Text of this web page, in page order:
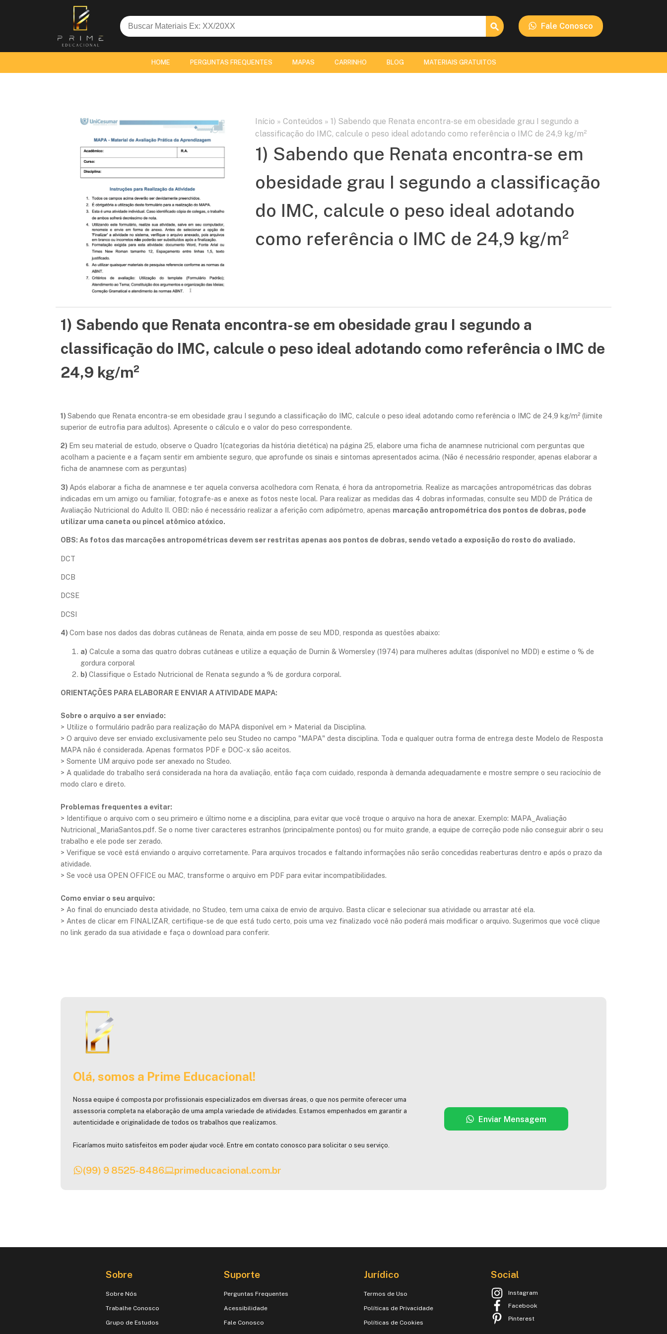
Search
for:
Search Button
Fale Conosco
HOME PERGUNTAS FREQUENTES MAPAS CARRINHO BLOG MATERIAIS GRATUITOS
Início » Conteúdos » 1) Sabendo que Renata encontra-se em obesidade grau I segundo a
classificação do IMC, calcule o peso ideal adotando como referência o IMC de 24,9 kg/m²
1) Sabendo que Renata encontra-se em
obesidade grau I segundo a classificação
do IMC, calcule o peso ideal adotando
como referência o IMC de 24,9 kg/m²
1) Sabendo que Renata encontra-se em obesidade grau I segundo a
classificação do IMC, calcule o peso ideal adotando como referência o IMC de
24,9 kg/m²
1) Sabendo que Renata encontra-se em obesidade grau I segundo a classificação do IMC, calcule o peso ideal adotando como referência o IMC de 24,9 kg/m² (limite
superior de eutrofia para adultos). Apresente o cálculo e o valor do peso correspondente.
2) Em seu material de estudo, observe o Quadro 1(categorias da história dietética) na página 25, elabore uma ficha de anamnese nutricional com perguntas que
acolham a paciente e a façam sentir em ambiente seguro, que aprofunde os sinais e sintomas apresentados acima. (Não é necessário responder, apenas elaborar a
ficha de anamnese com as perguntas)
3) Após elaborar a ficha de anamnese e ter aquela conversa acolhedora com Renata, é hora da antropometria. Realize as marcações antropométricas das dobras
indicadas em um amigo ou familiar, fotografe-as e anexe as fotos neste local. Para realizar as medidas das 4 dobras informadas, consulte seu MDD de Prática de
Avaliação Nutricional do Adulto II. OBD: não é necessário realizar a aferição com adipômetro, apenas marcação antropométrica dos pontos de dobras, pode
utilizar uma caneta ou pincel atômico atóxico.
OBS: As fotos das marcações antropométricas devem ser restritas apenas aos pontos de dobras, sendo vetado a exposição do rosto do avaliado.
DCT
DCB
DCSE
DCSI
4) Com base nos dados das dobras cutâneas de Renata, ainda em posse de seu MDD, responda as questões abaixo:
a) Calcule a soma das quatro dobras cutâneas e utilize a equação de Durnin & Womersley (1974) para mulheres adultas (disponível no MDD) e estime o % de
gordura corporal
b) Classifique o Estado Nutricional de Renata segundo a % de gordura corporal.
ORIENTAÇÕES PARA ELABORAR E ENVIAR A ATIVIDADE MAPA:
Sobre o arquivo a ser enviado:
> Utilize o formulário padrão para realização do MAPA disponível em > Material da Disciplina.
> O arquivo deve ser enviado exclusivamente pelo seu Studeo no campo "MAPA" desta disciplina. Toda e qualquer outra forma de entrega deste Modelo de Resposta
MAPA não é considerada. Apenas formatos PDF e DOC-x são aceitos.
> Somente UM arquivo pode ser anexado no Studeo.
> A qualidade do trabalho será considerada na hora da avaliação, então faça com cuidado, responda à demanda adequadamente e mostre sempre o seu raciocínio de
modo claro e direto.
Problemas frequentes a evitar:
> Identifique o arquivo com o seu primeiro e último nome e a disciplina, para evitar que você troque o arquivo na hora de anexar. Exemplo: MAPA_Avaliação
Nutricional_MariaSantos.pdf. Se o nome tiver caracteres estranhos (principalmente pontos) ou for muito grande, a equipe de correção pode não conseguir abrir o seu
trabalho e ele pode ser zerado.
​> Verifique se você está enviando o arquivo corretamente. Para arquivos trocados e faltando informações não serão concedidas reaberturas dentro e após o prazo da
atividade.
> Se você usa OPEN OFFICE ou MAC, transforme o arquivo em PDF para evitar incompatibilidades.
Como enviar o seu arquivo:
> Ao final do enunciado desta atividade, no Studeo, tem uma caixa de envio de arquivo. Basta clicar e selecionar sua atividade ou arrastar até ela.
> Antes de clicar em FINALIZAR, certifique-se de que está tudo certo, pois uma vez finalizado você não poderá mais modificar o arquivo. Sugerimos que você clique
no link gerado da sua atividade e faça o download para conferir.
Olá, somos a Prime Educacional!
Nossa equipe é composta por profissionais especializados em diversas áreas, o que nos permite oferecer uma
assessoria completa na elaboração de uma ampla variedade de atividades. Estamos empenhados em garantir a
autenticidade e originalidade de todos os trabalhos que realizamos.
Ficaríamos muito satisfeitos em poder ajudar você. Entre em contato conosco para solicitar o seu serviço.
(99) 9 8525-8486 primeducacional.com.br
Enviar Mensagem
Sobre
Sobre Nós
Trabalhe Conosco
Grupo de Estudos
Suporte
Perguntas Frequentes
Acessibilidade
Fale Conosco
Jurídico
Termos de Uso
Políticas de Privacidade
Políticas de Cookies
Social
Instagram
Facebook
Pinterest